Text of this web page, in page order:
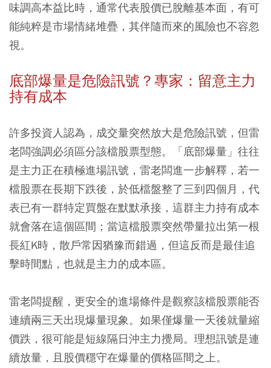
味調高本益比時，通常代表股價已脫離基本面，有可
能純粹是市場情緒堆疊，其伴隨而來的風險也不容忽
視。
底部爆量是危險訊號？專家：留意主力
持有成本
許多投資人認為，成交量突然放大是危險訊號，但雷
老闆強調必須區分該檔股票型態。「底部爆量」往往
是主力正在積極進場訊號，雷老闆進一步解釋，若一
檔股票在長期下跌後，於低檔盤整了三到四個月，代
表已有一群特定買盤在默默承接，這群主力持有成本
就會落在這個區間；當這檔股票突然帶量拉出第一根
長紅K時，散戶常因猶豫而錯過，但這反而是最佳追
擊時間點，也就是主力的成本區。
雷老闆提醒，更安全的進場條件是觀察該檔股票能否
連續兩三天出現爆量現象。如果僅爆量一天後就量縮
價跌，很可能是短線隔日沖主力攪局。理想訊號是連
續放量，且股價穩守在爆量的價格區間之上。